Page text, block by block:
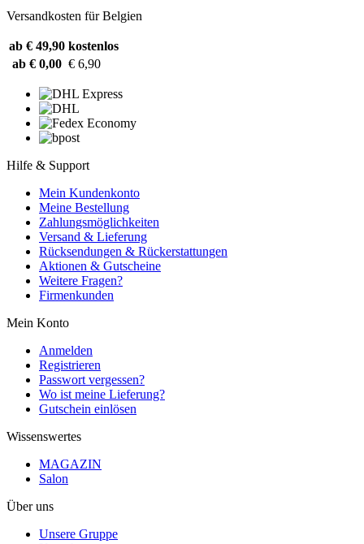
Versandkosten für Belgien
ab € 49,90 kostenlos
ab € 0,00 € 6,90
Hilfe & Support
Mein Kundenkonto
Meine Bestellung
Zahlungsmöglichkeiten
Versand & Lieferung
Rücksendungen & Rückerstattungen
Aktionen & Gutscheine
Weitere Fragen?
Firmenkunden
Mein Konto
Anmelden
Registrieren
Passwort vergessen?
Wo ist meine Lieferung?
Gutschein einlösen
Wissenswertes
MAGAZIN
Salon
Über uns
Unsere Gruppe